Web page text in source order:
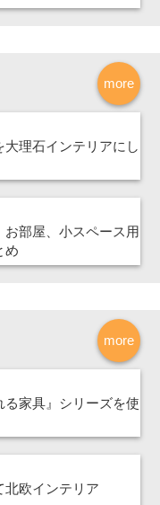
more
理石インテリアにし
部屋、小スペース用
め
more
家具』シリーズを使
北欧インテリア